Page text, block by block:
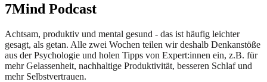
7Mind Podcast
Achtsam, produktiv und mental gesund - das ist häufig leichter
gesagt, als getan. Alle zwei Wochen teilen wir deshalb Denkanstöße
aus der Psychologie und holen Tipps von Expert:innen ein, z.B. für
mehr Gelassenheit, nachhaltige Produktivität, besseren Schlaf und
mehr Selbstvertrauen.